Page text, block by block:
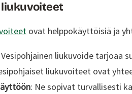
ovat helppokäyttöisiä ja
Vesipohjainen liukuvoide tarjoaa
liukuvoiteet ovat
: Ne sopivat turvallisesti